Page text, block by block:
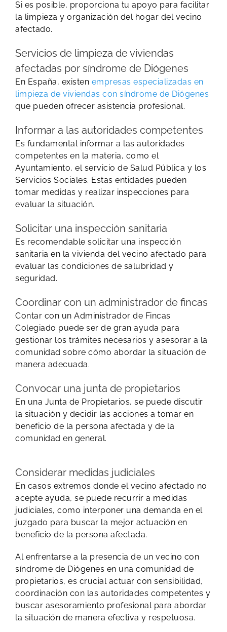
Si es posible, proporciona tu apoyo para facilitar
la limpieza y organización del hogar del vecino
afectado.
Servicios de limpieza de viviendas
afectadas por síndrome de Diógenes
En España, existen empresas especializadas en
limpieza de viviendas con síndrome de Diógenes
que pueden ofrecer asistencia profesional.
Informar a las autoridades competentes
Es fundamental informar a las autoridades
competentes en la materia, como el
Ayuntamiento, el servicio de Salud Pública y los
Servicios Sociales. Estas entidades pueden
tomar medidas y realizar inspecciones para
evaluar la situación.
Solicitar una inspección sanitaria
Es recomendable solicitar una inspección
sanitaria en la vivienda del vecino afectado para
evaluar las condiciones de salubridad y
seguridad.
Coordinar con un administrador de fincas
Contar con un Administrador de Fincas
Colegiado puede ser de gran ayuda para
gestionar los trámites necesarios y asesorar a la
comunidad sobre cómo abordar la situación de
manera adecuada.
Convocar una junta de propietarios
En una Junta de Propietarios, se puede discutir
la situación y decidir las acciones a tomar en
beneficio de la persona afectada y de la
comunidad en general.
Considerar medidas judiciales
En casos extremos donde el vecino afectado no
acepte ayuda, se puede recurrir a medidas
judiciales, como interponer una demanda en el
juzgado para buscar la mejor actuación en
beneficio de la persona afectada.
Al enfrentarse a la presencia de un vecino con
síndrome de Diógenes en una comunidad de
propietarios, es crucial actuar con sensibilidad,
coordinación con las autoridades competentes y
buscar asesoramiento profesional para abordar
la situación de manera efectiva y respetuosa.